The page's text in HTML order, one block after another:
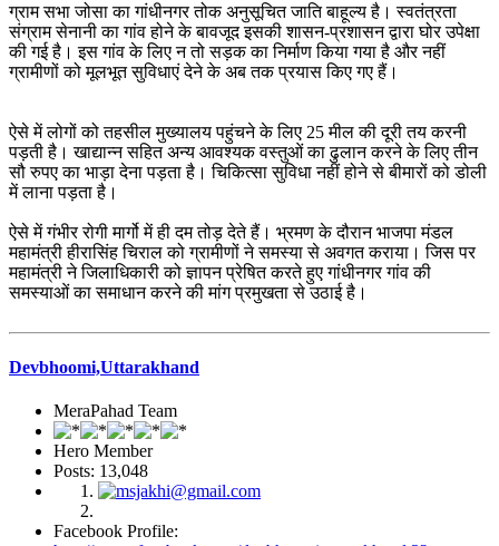
ग्राम सभा जोसा का गांधीनगर तोक अनुसूचित जाति बाहूल्य है। स्वतंत्रता
संग्राम सेनानी का गांव होने के बावजूद इसकी शासन-प्रशासन द्वारा घोर उपेक्षा
की गई है। इस गांव के लिए न तो सड़क का निर्माण किया गया है और नहीं
ग्रामीणों को मूलभूत सुविधाएं देने के अब तक प्रयास किए गए हैं।
ऐसे में लोगों को तहसील मुख्यालय पहुंचने के लिए 25 मील की दूरी तय करनी
पड़ती है। खाद्यान्न सहित अन्य आवश्यक वस्तुओं का ढुलान करने के लिए तीन
सौ रुपए का भाड़ा देना पड़ता है। चिकित्सा सुविधा नहीं होने से बीमारों को डोली
में लाना पड़ता है।
ऐसे में गंभीर रोगी मार्गो में ही दम तोड़ देते हैं। भ्रमण के दौरान भाजपा मंडल
महामंत्री हीरासिंह चिराल को ग्रामीणों ने समस्या से अवगत कराया। जिस पर
महामंत्री ने जिलाधिकारी को ज्ञापन प्रेषित करते हुए गांधीनगर गांव की
समस्याओं का समाधान करने की मांग प्रमुखता से उठाई है।
Devbhoomi,Uttarakhand
MeraPahad Team
Hero Member
Posts: 13,048
Facebook Profile: